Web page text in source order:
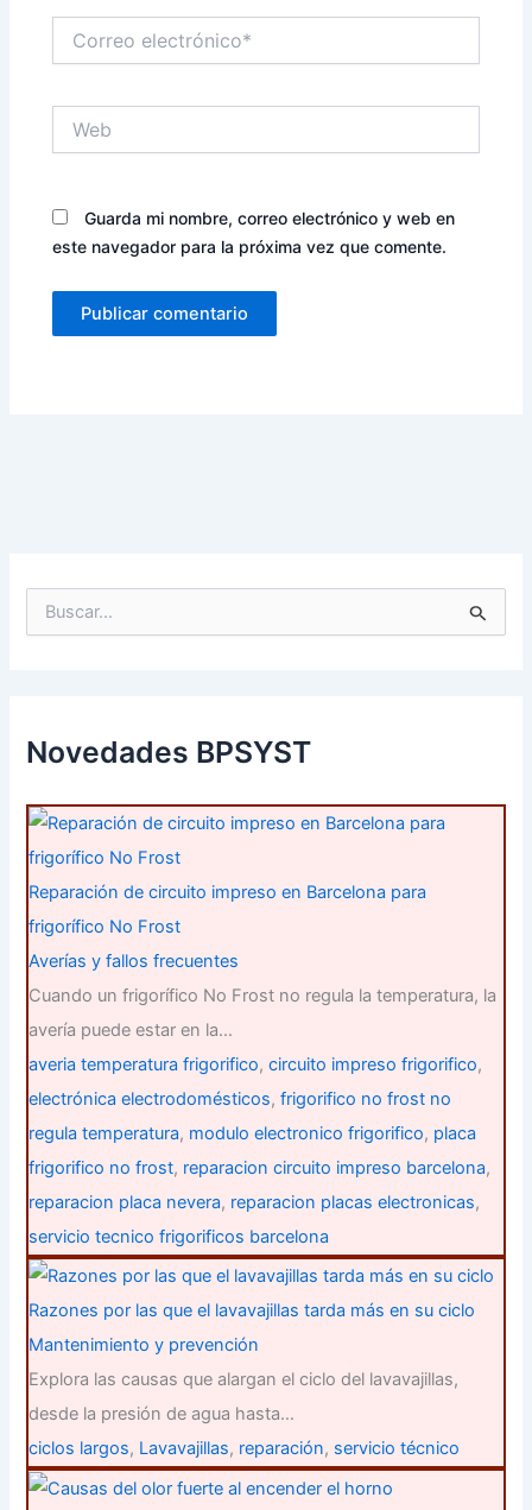
electrónico*
Guarda mi nombre, correo electrónico y web en
este navegador para la próxima vez que comente.
p
o
:
Novedades BPSYST
Reparación de circuito impreso en Barcelona para
frigorífico No Frost
Averías y fallos frecuentes
Cuando un frigorífico No Frost no regula la temperatura, la
avería puede estar en la…
averia temperatura frigorifico,circuito impreso frigorifico,
electrónica electrodomésticos,frigorifico no frost no
regula temperatura, modulo electronico frigorifico, placa
frigorifico no frost, reparacion circuito impreso barcelona,
reparacion placa nevera, reparacion placas electronicas,
servicio tecnico frigorificos barcelona
Razones por las que el lavavajillas tarda más en su ciclo
Mantenimiento y prevención
Explora las causas que alargan el ciclo del lavavajillas,
desde la presión de agua hasta…
ciclos largos, Lavavajillas, reparación, servicio técnico